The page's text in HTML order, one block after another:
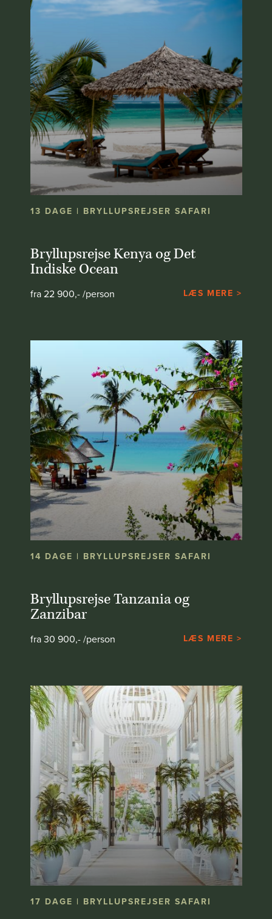
13 DAGE | BRYLLUPSREJSER SAFARI
Bryllupsrejse Kenya og Det
Indiske Ocean
fra 22 900,- /person LÆS MERE >
14 DAGE | BRYLLUPSREJSER SAFARI
Bryllupsrejse Tanzania og
Zanzibar
fra 30 900,- /person LÆS MERE >
17 DAGE | BRYLLUPSREJSER SAFARI